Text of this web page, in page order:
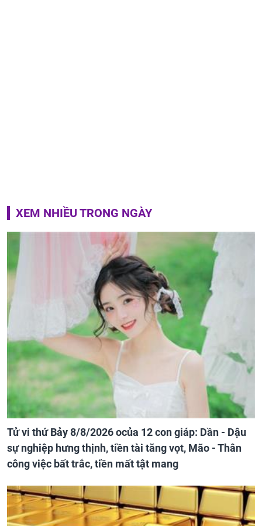
XEM NHIỀU TRONG NGÀY
Tử vi thứ Bảy 8/8/2026 ocủa 12 con giáp: Dần - Dậu
sự nghiệp hưng thịnh, tiền tài tăng vọt, Mão - Thân
công việc bất trắc, tiền mất tật mang